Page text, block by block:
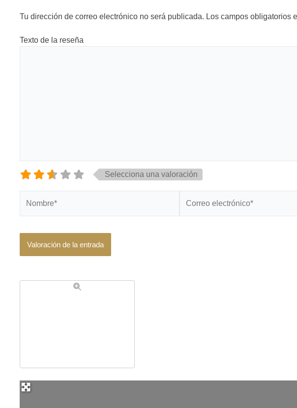
Tu dirección de correo electrónico no será publicada. Los campos obligatorios
Texto de la reseña
Selecciona una valoración
electrónico*